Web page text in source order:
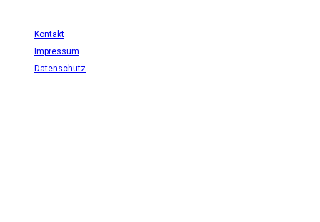
Kontakt
Impressum
Datenschutz